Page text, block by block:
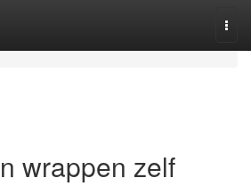
wrappen zelf